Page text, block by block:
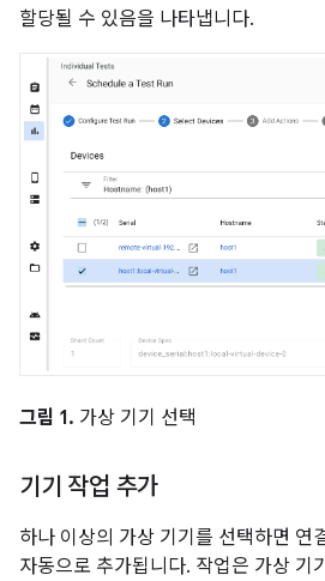
할당될 수 있음을 나타냅니다.
그림 1. 가상 기기 선택
기기 작업 추가
하나 이상의 가상 기기를 선택하면 연
자동으로 추가됩니다. 작업은 가상 기